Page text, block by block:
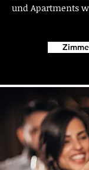
und Apartments